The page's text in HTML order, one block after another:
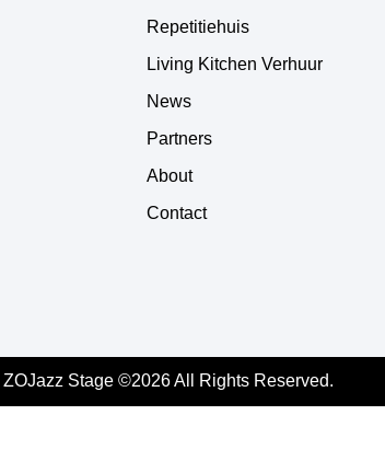
Repetitiehuis
Living Kitchen Verhuur
News
Partners
About
Contact
ZOJazz Stage ©2026 All Rights Reserved.